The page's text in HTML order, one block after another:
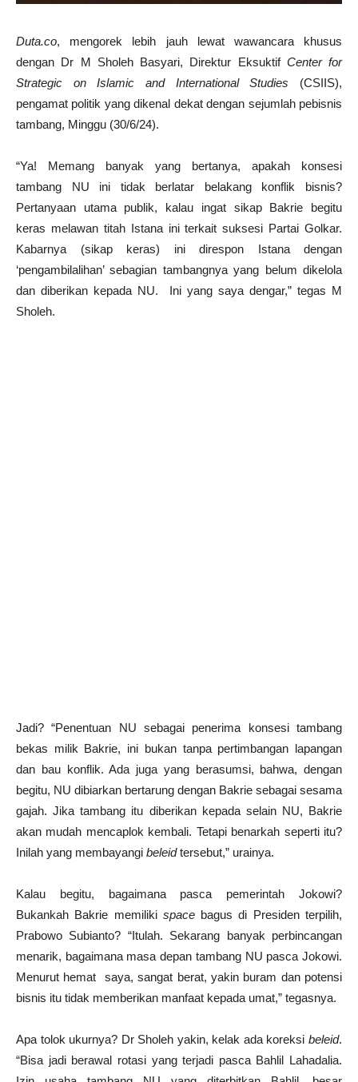
Duta.co, mengorek lebih jauh lewat wawancara khusus
dengan Dr M Sholeh Basyari, Direktur Eksuktif Center for
Strategic on Islamic and International Studies (CSIIS),
pengamat politik yang dikenal dekat dengan sejumlah pebisnis
tambang, Minggu (30/6/24).
“Ya! Memang banyak yang bertanya, apakah konsesi
tambang NU ini tidak berlatar belakang konflik bisnis?
Pertanyaan utama publik, kalau ingat sikap Bakrie begitu
keras melawan titah Istana ini terkait suksesi Partai Golkar.
Kabarnya (sikap keras) ini direspon Istana dengan
‘pengambilalihan’ sebagian tambangnya yang belum dikelola
dan diberikan kepada NU. Ini yang saya dengar,” tegas M
Sholeh.
Jadi? “Penentuan NU sebagai penerima konsesi tambang
bekas milik Bakrie, ini bukan tanpa pertimbangan lapangan
dan bau konflik. Ada juga yang berasumsi, bahwa, dengan
begitu, NU dibiarkan bertarung dengan Bakrie sebagai sesama
gajah. Jika tambang itu diberikan kepada selain NU, Bakrie
akan mudah mencaplok kembali. Tetapi benarkah seperti itu?
Inilah yang membayangi beleidtersebut,” urainya.
Kalau begitu, bagaimana pasca pemerintah Jokowi?
Bukankah Bakrie memiliki spacebagus di Presiden terpilih,
Prabowo Subianto? “Itulah. Sekarang banyak perbincangan
menarik, bagaimana masa depan tambang NU pasca Jokowi.
Menurut hemat saya, sangat berat, yakin buram dan potensi
bisnis itu tidak memberikan manfaat kepada umat,” tegasnya.
Apa tolok ukurnya? Dr Sholeh yakin, kelak ada koreksi beleid.
“Bisa jadi berawal rotasi yang terjadi pasca Bahlil Lahadalia.